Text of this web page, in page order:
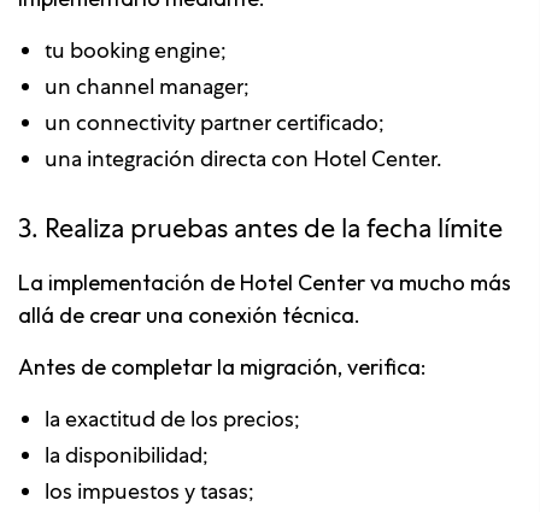
tu booking engine;
un channel manager;
un connectivity partner certificado;
una integración directa con Hotel Center.
3. Realiza pruebas antes de la fecha límite
La implementación de Hotel Center va mucho más
allá de crear una conexión técnica.
Antes de completar la migración, verifica:
la exactitud de los precios;
la disponibilidad;
los impuestos y tasas;